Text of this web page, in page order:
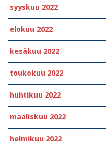
syyskuu 2022
elokuu 2022
kesäkuu 2022
toukokuu 2022
huhtikuu 2022
maaliskuu 2022
helmikuu 2022